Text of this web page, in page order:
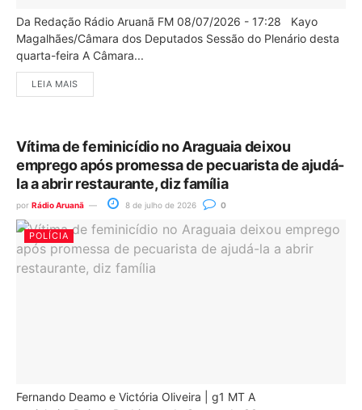
Da Redação Rádio Aruanã FM 08/07/2026 - 17:28 Kayo
Magalhães/Câmara dos Deputados Sessão do Plenário desta
quarta-feira A Câmara...
LEIA MAIS
Vítima de feminicídio no Araguaia deixou
emprego após promessa de pecuarista de ajudá-
la a abrir restaurante, diz família
por Rádio Aruanã 8 de julho de 2026 0
POLÍCIA
Fernando Deamo e Victória Oliveira | g1 MT A